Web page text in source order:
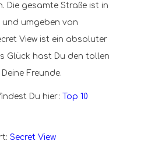
Die gesamte Straße ist in
umgeben von
View ist ein absoluter
Glück hast Du den tollen
Freunde.
Du hier: Top 10
Secret View